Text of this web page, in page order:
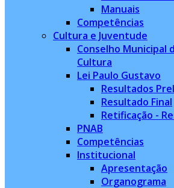
Manuais
Competências
Cultura e Juventude
Conselho Municipal
Cultura
Lei Paulo Gustavo
Resultados
Resultado Final
Retificação -
PNAB
Competências
Institucional
Apresentação
Organograma